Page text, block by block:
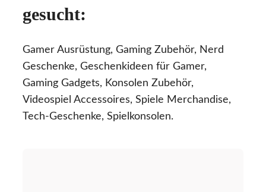
gesucht:
Gamer Ausrüstung, Gaming Zubehör, Nerd
Geschenke, Geschenkideen für Gamer,
Gaming Gadgets, Konsolen Zubehör,
Videospiel Accessoires, Spiele Merchandise,
Tech-Geschenke, Spielkonsolen.